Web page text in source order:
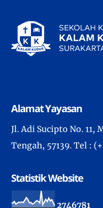
Alamat Yayasan
Jl. Adi Sucipto No. 11,
Tengah, 57139. Tel :
Statistik Website
2746781